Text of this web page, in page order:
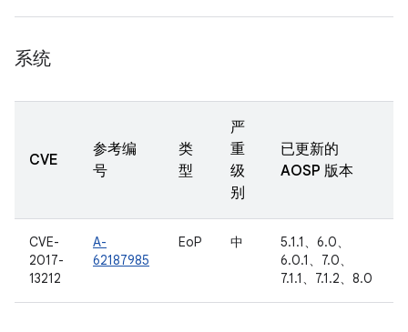
系统
CVE
参考编
号
类
型
严
重
级
别
已更新的
AOSP 版本
CVE-
2017-
13212
A-
62187985
EoP 中
5.1.1、6.0、
6.0.1、7.0、
7.1.1、7.1.2、8.0